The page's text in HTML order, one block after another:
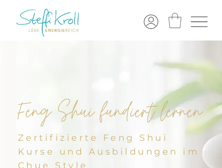
Feng Shui fundiert lernen
Zertifizierte Feng Shui
Kurse und Ausbildungen im
Chue Style